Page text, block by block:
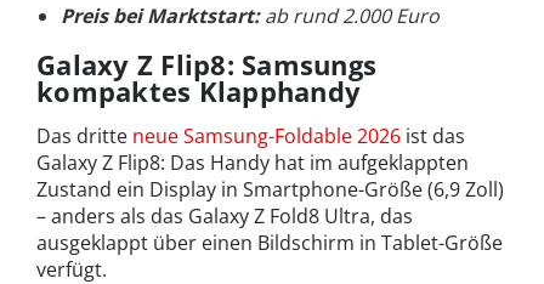
Preis bei Marktstart:ab rund 2.000 Euro
Galaxy Z Flip8: Samsungs
kompaktes Klapphandy
Das dritte neue Samsung-Foldable 2026 ist das
Galaxy Z Flip8: Das Handy hat im aufgeklappten
Zustand ein Display in Smartphone-Größe (6,9 Zoll)
– anders als das Galaxy Z Fold8 Ultra, das
ausgeklappt über einen Bildschirm in Tablet-Größe
verfügt.